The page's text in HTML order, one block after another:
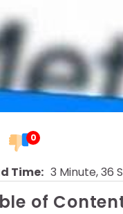
0
Time: 3 Minute, 36
of